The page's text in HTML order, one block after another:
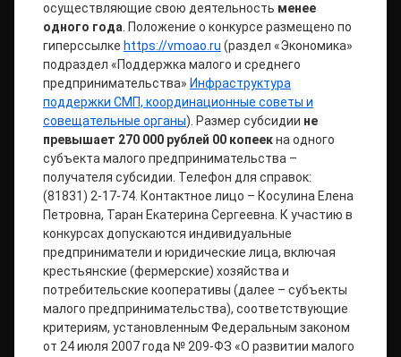
осуществляющие свою деятельность менее
одного года . Положение о конкурсе размещено по
гиперссылке https://vmoao.ru (раздел «Экономика»
подраздел «Поддержка малого и среднего
предпринимательства» Инфраструктура
поддержки СМП, координационные советы и
совещательные органы). Размер субсидии не
превышает 270 000 рублей 00 копеекна одного
субъекта малого предпринимательства –
получателя субсидии. Телефон для справок:
(81831) 2-17-74. Контактное лицо – Косулина Елена
Петровна, Таран Екатерина Сергеевна. К участию в
конкурсах допускаются индивидуальные
предприниматели и юридические лица, включая
крестьянские (фермерские) хозяйства и
потребительские кооперативы (далее – субъекты
малого предпринимательства), соответствующие
критериям, установленным Федеральным законом
от 24 июля 2007 года № 209-ФЗ «О развитии малого